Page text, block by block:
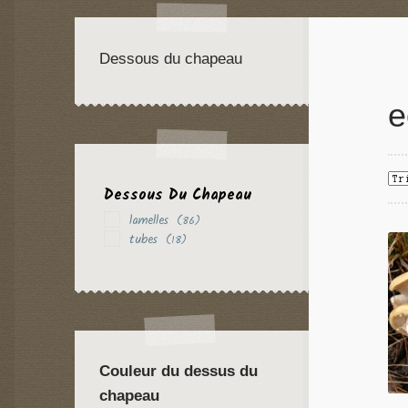
Dessous du chapeau
Dessous Du Chapeau
lamelles (86)
tubes (18)
Couleur du dessus du
chapeau